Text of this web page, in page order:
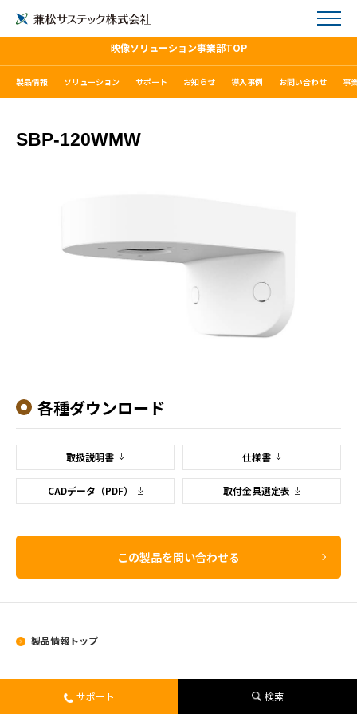
映像ソリューション事業部TOP
製品情報 ソリューション サポート お知らせ 導入事例 お問い合わせ 事
SBP-120WMW
各種ダウンロード
取扱説明書 仕様書
CADデータ（PDF） 取付金具選定表
この製品を問い合わせる
製品情報トップ
サポート
検索